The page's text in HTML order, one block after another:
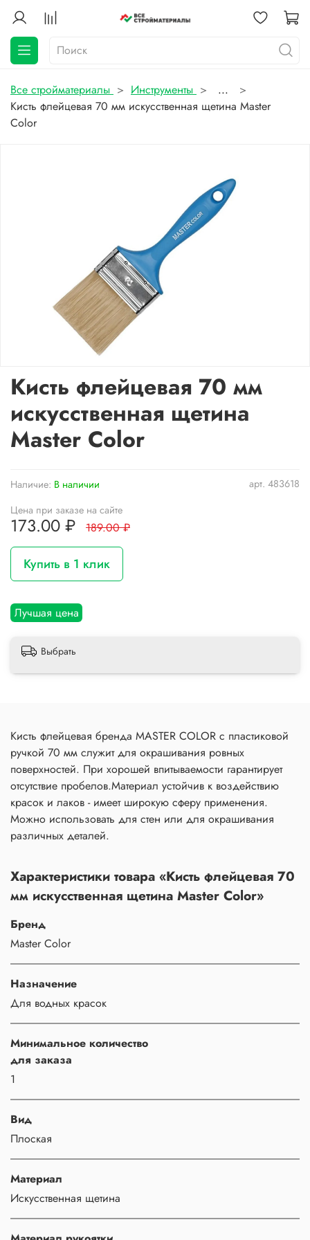
Все стройматериалы Инструменты
...
Кисть флейцевая 70 мм искусственная щетина Master
Color
арт. 483618
Наличие: В наличии
Лучшая цена
Кисть флейцевая 70 мм
искусственная щетина
Master Color
Цена при заказе на сайте
173.00 ₽ 189.00 ₽
Купить в 1 клик
Выбрать
Кисть флейцевая бренда MASTER COLOR с пластиковой
ручкой 70 мм служит для окрашивания ровных
поверхностей. При хорошей впитываемости гарантирует
отсутствие пробелов.Материал устойчив к воздействию
красок и лаков - имеет широкую сферу применения.
Можно использовать для стен или для окрашивания
различных деталей.
Характеристики товара «Кисть флейцевая 70
мм искусственная щетина Master Color»
Бренд
Master Color
Назначение
Для водных красок
Минимальное количество
для заказа
1
Вид
Плоская
Материал
Искусственная щетина